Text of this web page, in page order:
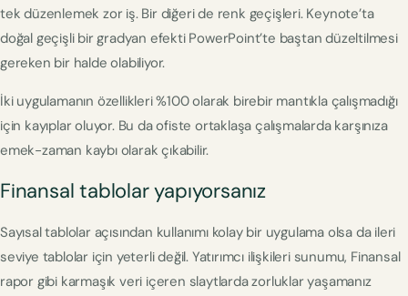
tek düzenlemek zor iş. Bir diğeri de renk geçişleri. Keynote’ta
doğal geçişli bir gradyan efekti PowerPoint’te baştan düzeltilmesi
gereken bir halde olabiliyor.
İki uygulamanın özellikleri %100 olarak birebir mantıkla çalışmadığı
için kayıplar oluyor. Bu da ofiste ortaklaşa çalışmalarda karşınıza
emek-zaman kaybı olarak çıkabilir.
Finansal tablolar yapıyorsanız
Sayısal tablolar açısından kullanımı kolay bir uygulama olsa da ileri
seviye tablolar için yeterli değil. Yatırımcı ilişkileri sunumu, Finansal
rapor gibi karmaşık veri içeren slaytlarda zorluklar yaşamanız